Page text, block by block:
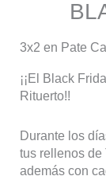
3x2 en Pate
¡¡El Black
Rituerto!!
Durante los
tus rellenos de
además con